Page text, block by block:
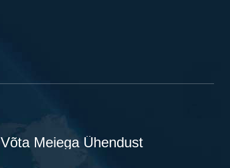
Võta Meiega Ühendust